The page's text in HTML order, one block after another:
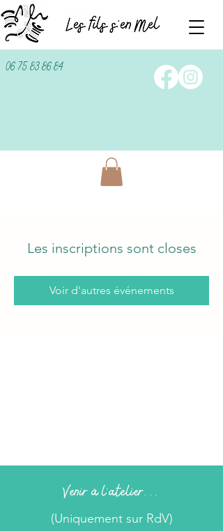
06 75 83 86 84
Les inscriptions sont closes
Voir d'autres événements
Venir à l'atelier...
(Uniquement sur RdV)